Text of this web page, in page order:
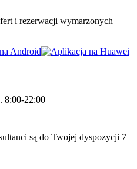
i rezerwacji wymarzonych
8:00-22:00
są do Twojej dyspozycji 7